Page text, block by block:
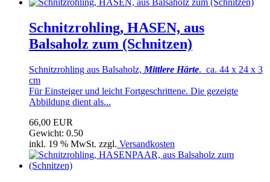
Schnitzrohling, HASEN, aus
Balsaholz zum (Schnitzen)
Schnitzrohling aus Balsaholz, Mittlere Härte. ca. 44 x 24 x 3
cm
Für Einsteiger und leicht Fortgeschrittene. Die gezeigte
Abbildung dient als...
66,00 EUR
Gewicht: 0.50
inkl. 19 % MwSt. zzgl. Versandkosten